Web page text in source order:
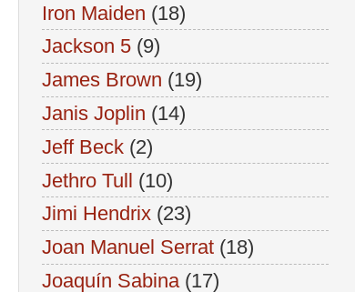
Iron Maiden (18)
Jackson 5 (9)
James Brown (19)
Janis Joplin (14)
Jeff Beck (2)
Jethro Tull (10)
Jimi Hendrix (23)
Joan Manuel Serrat (18)
Joaquín Sabina (17)